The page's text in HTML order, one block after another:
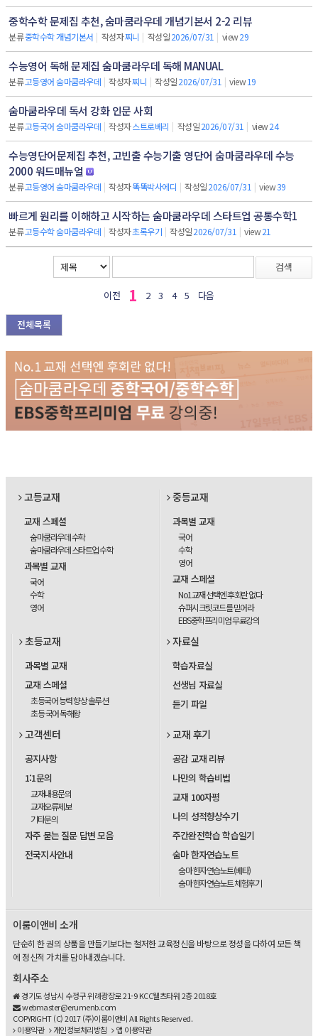
중학수학 문제집 추천, 숨마쿰라우데 개념기본서 2-2 리뷰
분류중학수학 개념기본서 | 작성자찌니 | 작성일2026/07/31 | view29
수능영어 독해 문제집 숨마쿰라우데 독해 MANUAL
분류고등영어 숨마쿰라우데 | 작성자찌니 | 작성일2026/07/31 | view19
숨마쿰라우데 독서 강화 인문 사회
분류고등국어 숨마쿰라우데 | 작성자스트로베리 | 작성일2026/07/31 | view24
수능영단어문제집 추천, 고빈출 수능기출 영단어 숨마쿰라우데 수능
2000 워드매뉴얼
분류고등영어 숨마쿰라우데 | 작성자똑똑박사에디 | 작성일2026/07/31 | view39
빠르게 원리를 이해하고 시작하는 숨마쿰라우데 스타트업 공통수학1
분류고등수학 숨마쿰라우데 | 작성자초록우기 | 작성일2026/07/31 | view21
검색
이전 1 2 3 4 5 다음
전체목록
고등교재
교재 스페셜
숨마쿰라우데 수학
숨마쿰라우데 스타트업 수학
과목별 교재
국어
수학
영어
중등교재
과목별 교재
국어
수학
영어
교재 스페셜
No1교재 선택엔 후회란 없다
슈퍼시크릿코드를 믿어라
EBS중학프리미엄 무료강의
초등교재
과목별 교재
교재 스페셜
초등국어 능력 향상 솔루션
초등 국어 독해왕
자료실
학습자료실
선생님 자료실
듣기 파일
고객센터
공지사항
1:1문의
교재내용문의
교재오류제보
기타문의
자주 묻는 질문 답변 모음
전국지사안내
교재 후기
공감 교재 리뷰
나만의 학습비법
교재 100자평
나의 성적향상수기
주간완전학습 학습일기
숨마 한자연습노트
숨마 한자연습노트(베타)
숨마 한자연습노트 체험후기
이룸이앤비 소개
단순히 한 권의 상품을 만들기보다는 철저한 교육정신을 바탕으로 정성을 다하여 모든 책
에 정신적 가치를 담아내겠습니다.
회사주소
경기도 성남시 수정구 위례광장로 21-9 KCC웰츠타워 2층 2018호
webmaster@erumenb.com
COPYRIGHT (C) 2017 (주)이룸이앤비 All Rights Reserved.
이용약관
개인정보처리방침 앱 이용약관